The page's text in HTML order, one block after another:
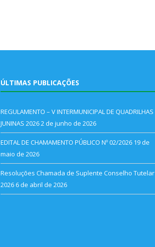
ÚLTIMAS PUBLICAÇÕES
REGULAMENTO – V INTERMUNICIPAL DE QUADRILHAS
JUNINAS 20262 de junho de 2026
EDITAL DE CHAMAMENTO PÚBLICO Nº 02/2026 19 de
maio de 2026
Resoluções Chamada de Suplente Conselho Tutelar
2026 6 de abril de 2026